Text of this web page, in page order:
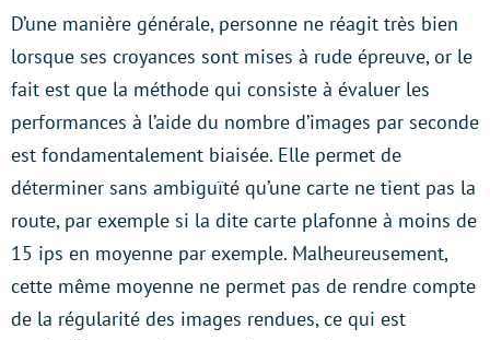
D’une manière générale, personne ne réagit très bien
lorsque ses croyances sont mises à rude épreuve, or le
fait est que la méthode qui consiste à évaluer les
performances à l’aide du nombre d’images par seconde
est fondamentalement biaisée. Elle permet de
déterminer sans ambiguïté qu’une carte ne tient pas la
route, par exemple si la dite carte plafonne à moins de
15 ips en moyenne par exemple. Malheureusement,
cette même moyenne ne permet pas de rendre compte
de la régularité des images rendues, ce qui est